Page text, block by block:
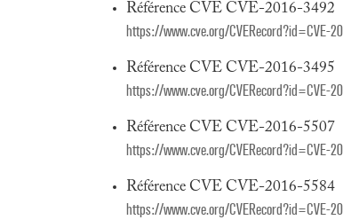
Référence CVE CVE-2016-3492
https://www.cve.org/CVERecord?id=CVE-
Référence CVE CVE-2016-3495
https://www.cve.org/CVERecord?id=CVE-
Référence CVE CVE-2016-5507
https://www.cve.org/CVERecord?id=CVE-
Référence CVE CVE-2016-5584
https://www.cve.org/CVERecord?id=CVE-